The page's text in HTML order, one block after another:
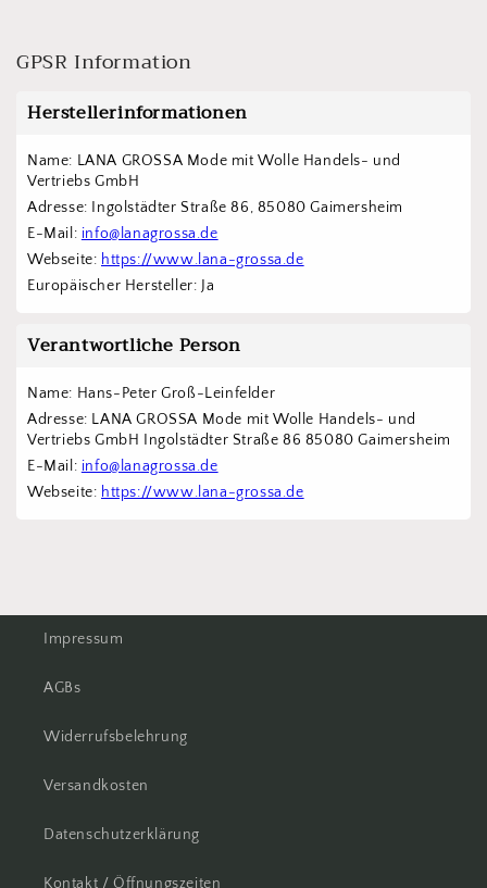
GPSR Information
Herstellerinformationen
Name: LANA GROSSA Mode mit Wolle Handels- und
Vertriebs GmbH
Adresse: Ingolstädter Straße 86, 85080 Gaimersheim
E-Mail: info@lanagrossa.de
Webseite: https://www.lana-grossa.de
Europäischer Hersteller: Ja
Verantwortliche Person
Name: Hans-Peter Groß-Leinfelder
Adresse: LANA GROSSA Mode mit Wolle Handels- und
Vertriebs GmbH Ingolstädter Straße 86 85080 Gaimersheim
E-Mail: info@lanagrossa.de
Webseite: https://www.lana-grossa.de
Impressum
AGBs
Widerrufsbelehrung
Versandkosten
Datenschutzerklärung
Kontakt / Öffnungszeiten